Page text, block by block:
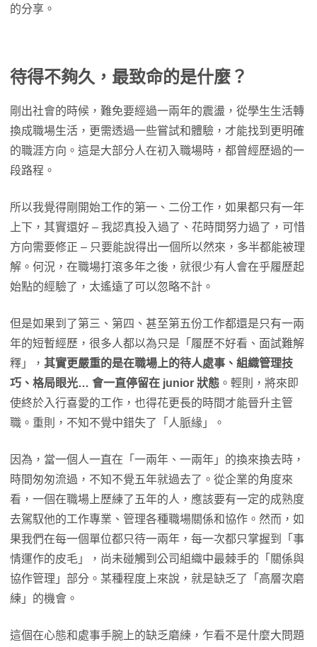
的分享。
待得不夠久，最致命的是什麼？
剛出社會的時候，難免要經過一兩年的震盪，從學生生活轉
換成職場生活，更需透過一些嘗試和體驗，才能找到更明確
的職涯方向。這是大部分人在初入職場時，都曾經歷過的一
段路程。
所以我覺得剛開始工作的第一、二份工作，如果都只有一年
上下，其實還好 – 我認真投入過了、花時間努力過了，可惜
方向需要修正 – 只要能說得出一個所以然來，多半都能被理
解。何況，在職場打滾多年之後，就很少有人會在乎履歷起
始點的經驗了，太遙遠了可以忽略不計。
但是如果到了第三、第四、甚至第五份工作都還是只有一兩
年的短暫經歷，很多人都以為只是「履歷不好看、面試難解
釋」， 其實更嚴重的是在職場上的待人處事、組織管理技
巧、格局眼光… 會一直停留在 junior 狀態 。輕則，將來即
使終於入行喜愛的工作，也得花更長的時間才能晉升主管
職。重則，不知不覺中錯失了「人脈緣」。
因為，當一個人一直在「一兩年、一兩年」的換來換去時，
時間匆匆流過，不知不覺五年就過去了。從企業的角度來
看，一個在職場上歷練了五年的人，應該要有一定的成熟度
去駕馭他的工作專業、管理各種職場關係和協作。然而，如
果我們在每一個單位都只待一兩年，每一次都只掌握到「事
情運作的皮毛」，尚未碰觸到公司組織中最棘手的「關係與
協作管理」部分。某種程度上來說，就是缺乏了「高層次磨
練」的機會。
這個在心態和處事手腕上的缺乏磨練，乍看不是什麼大問題